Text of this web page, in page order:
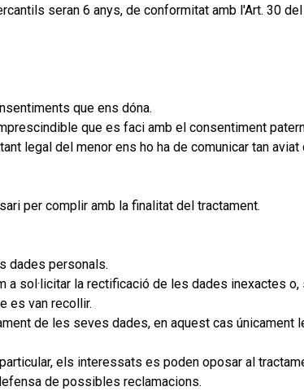
seran 6 anys, de conformitat amb l'Art. 30
que ens dóna.
que es faci amb el consentiment
legal del menor ens ho ha de comunicar tan
per complir amb la finalitat del tractament.
dades personals.
sol·licitar la rectificació de les dades inexactes
es van recollir.
de les seves dades, en aquest cas
els interessats es poden oposar al
de possibles reclamacions.